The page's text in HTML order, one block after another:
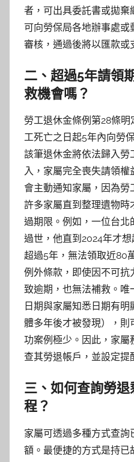
者，可出具委託書或拋棄
可向勞保局各地辦事處或
審核，通過後將以匯款或
二、超過5年請領
救機會嗎？
勞工退休金條例第28條
工死亡之日起5年內向勞
該筆退休金將依法歸入
入，家屬完全喪失請領
會主動通知家屬，因為勞
許多家屬直到整理遺物時
過期限。例如，一位台北
過世，他直到2024年才
超過5年，無法領取近80
例外條款，即使因不可
致逾期，也無法補救。
日期與家屬知悉日期有
體多年後才被發現），
功案例極少。因此，家
查其勞退帳戶，並設定提
三、如何查詢勞
程？
家屬可透過多種方式查
額。最便捷的方式是持